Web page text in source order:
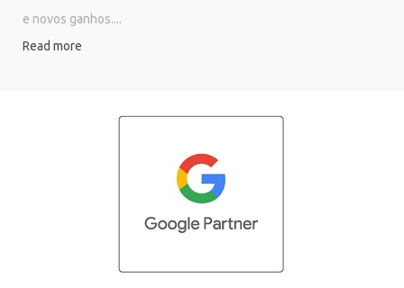
e novos ganhos....
Read more